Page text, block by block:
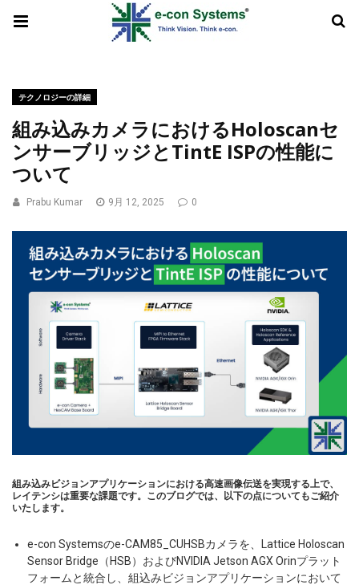
テクノロジーの詳細
組み込みカメラにおけるHoloscanセ
ンサーブリッジとTintE ISPの性能に
ついて
Prabu Kumar 9月 12, 2025 0
組み込みビジョンアプリケーションにおける高速画像伝送を実現する上で、
レイテンシは重要な課題です。このブログでは、以下の点についてもご紹介
いたします。
e-con Systemsのe-CAM85_CUHSBカメラを、Lattice Holoscan
Sensor Bridge（HSB）およびNVIDIA Jetson AGX Orinプラット
フォームと統合し、組込みビジョンアプリケーションにおいて